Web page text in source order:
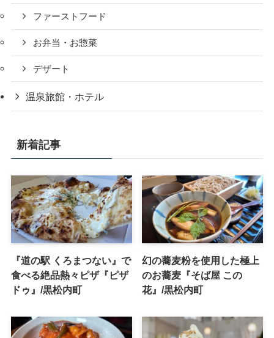
ファーストフード
お弁当・お惣菜
デザート
温泉旅館・ホテル
新着記事
『道の駅 くろまつない』で
食べる絶品熱々ピザ『ピザ
ドゥ』/黒松内町
幻の蕎麦粉を使用した極上
のお蕎麦『そば屋 この
花』/黒松内町